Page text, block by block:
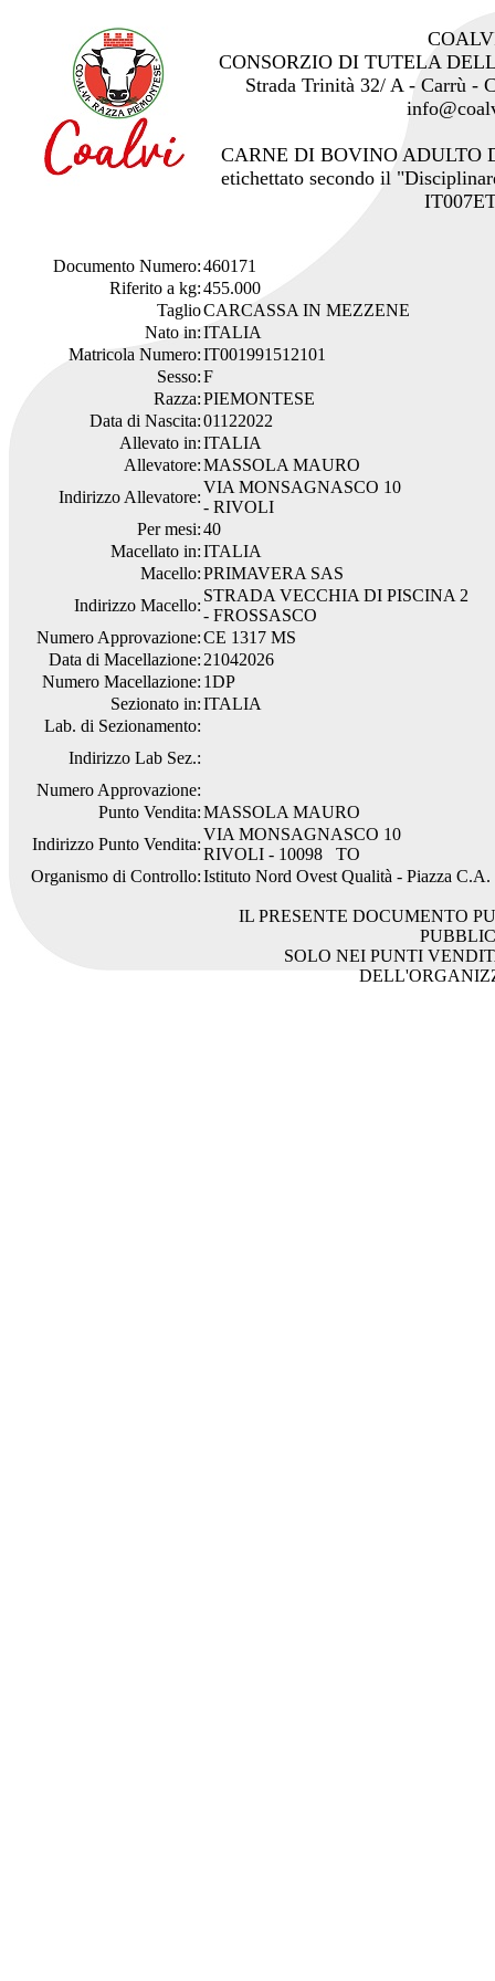
CONSORZIO DI TUTELA
Strada Trinità 32/ A - Carrù -
CARNE DI BOVINO ADULTO
etichettato secondo il
Documento Numero:460171
Riferito a kg:455.000
TaglioCARCASSA IN MEZZENE
Nato in:ITALIA
Matricola Numero:IT001991512101
Sesso:F
Razza:PIEMONTESE
Data di Nascita:01122022
Allevato in:ITALIA
Allevatore:MASSOLA MAURO
Indirizzo Allevatore:
VIA MONSAGNASCO 10
- RIVOLI
Per mesi:40
Macellato in:ITALIA
Macello:PRIMAVERA SAS
Indirizzo Macello:
STRADA VECCHIA DI PISCINA 2
- FROSSASCO
Numero Approvazione:CE 1317 MS
Data di Macellazione: 21042026
Numero Macellazione: 1DP
Sezionato in:ITALIA
Lab. di Sezionamento:
Indirizzo Lab Sez.:
Numero Approvazione:
Punto Vendita:MASSOLA MAURO
Indirizzo Punto Vendita:
VIA MONSAGNASCO 10
RIVOLI - 10098 TO
Organismo di Controllo:Istituto Nord Ovest Qualità - Piazza
IL PRESENTE DOCUMENTO
SOLO NEI PUNTI